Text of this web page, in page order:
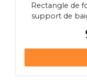
Rectangle de
support de
Position de
Hauteur avec
mm /
modèle KA
blanc alpin